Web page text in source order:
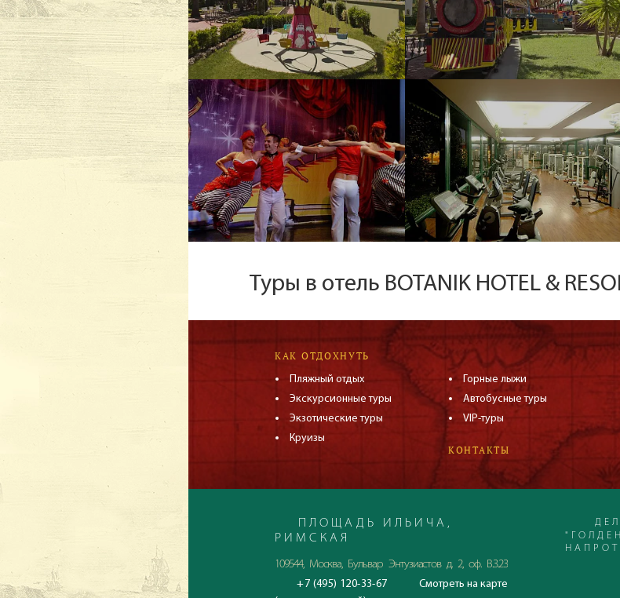
Туры в отель BOTANIK HOTEL &
КАК ОТДОХНУТЬ
Пляжный отдых
Экскурсионные туры
Экзотические туры
Круизы
Горные лыжи
Автобусные туры
VIP-туры
КОНТАКТЫ
ПЛОЩАДЬ ИЛЬИЧА,
РИМСКАЯ
109544, Москва, Бульвар Энтузиастов д. 2, оф. В.3.23
+7 (495) 120-33-67
Смотреть на карте